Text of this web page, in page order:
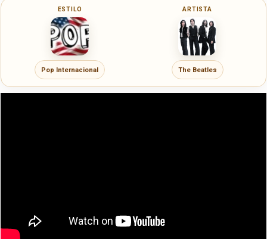
ESTILO
Pop Internacional
ARTISTA
The Beatles